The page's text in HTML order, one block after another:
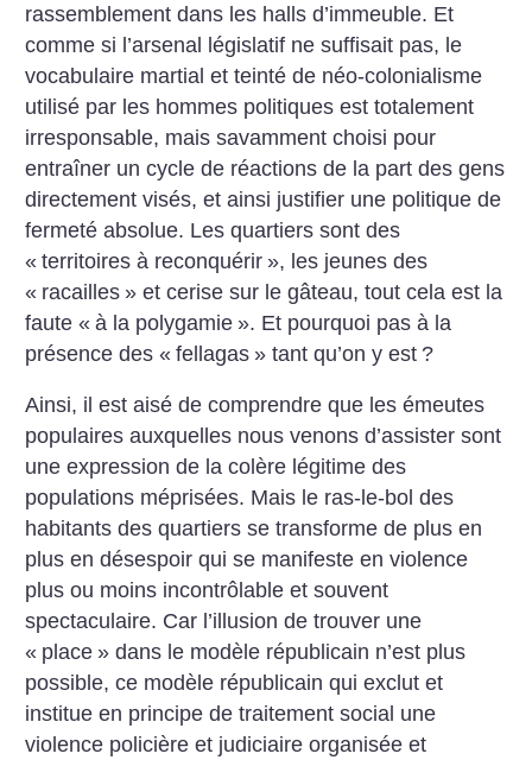
rassemblement dans les halls d’immeuble. Et
comme si l’arsenal législatif ne suffisait pas, le
vocabulaire martial et teinté de néo-colonialisme
utilisé par les hommes politiques est totalement
irresponsable, mais savamment choisi pour
entraîner un cycle de réactions de la part des gens
directement visés, et ainsi justifier une politique de
fermeté absolue. Les quartiers sont des
« territoires à reconquérir », les jeunes des
« racailles » et cerise sur le gâteau, tout cela est la
faute « à la polygamie ». Et pourquoi pas à la
présence des « fellagas » tant qu’on y est ?
Ainsi, il est aisé de comprendre que les émeutes
populaires auxquelles nous venons d’assister sont
une expression de la colère légitime des
populations méprisées. Mais le ras-le-bol des
habitants des quartiers se transforme de plus en
plus en désespoir qui se manifeste en violence
plus ou moins incontrôlable et souvent
spectaculaire. Car l’illusion de trouver une
« place » dans le modèle républicain n’est plus
possible, ce modèle républicain qui exclut et
institue en principe de traitement social une
violence policière et judiciaire organisée et